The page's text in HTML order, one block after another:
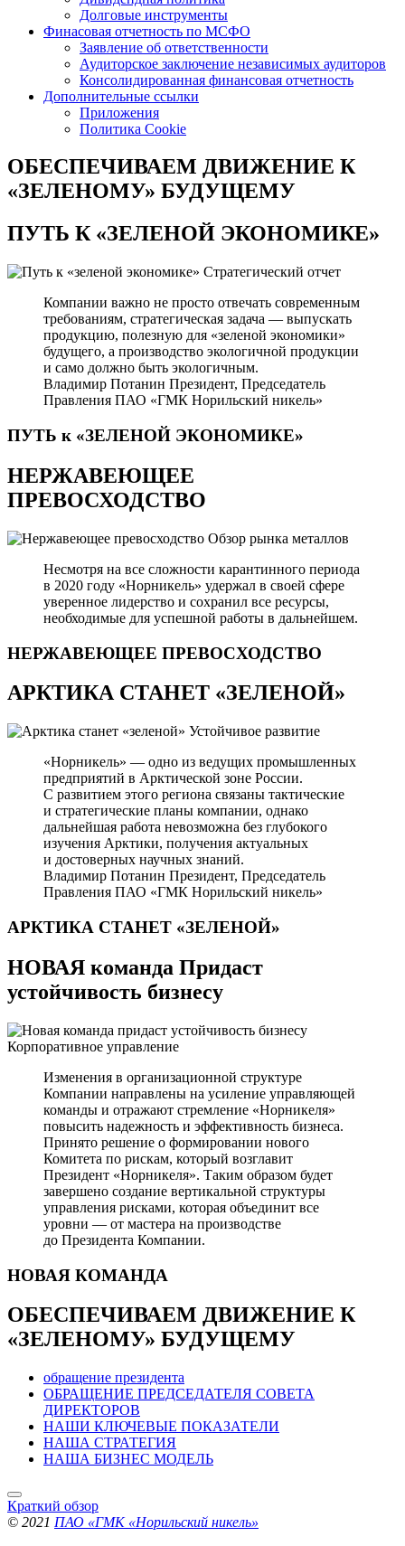
Долговые инструменты
Финасовая отчетность по МСФО
Заявление об ответственности
Аудиторское заключение независимых аудиторов
Консолидированная финансовая отчетность
Дополнительные ссылки
Приложения
Политика Cookie
ОБЕСПЕЧИВАЕМ ДВИЖЕНИЕ К
«ЗЕЛЕНОМУ» БУДУЩЕМУ
ПУТЬ К«ЗЕЛЕНОЙ ЭКОНОМИКЕ»
Стратегический отчет
Компании важно не просто отвечать современным
требованиям, стратегическая задача — выпускать
продукцию, полезную для «зеленой экономики»
будущего, а производство экологичной продукции
и само должно быть экологичным.
Владимир Потанин Президент, Председатель
Правления ПАО «ГМК Норильский никель»
ПУТЬ к «ЗЕЛЕНОЙ ЭКОНОМИКЕ»
НЕРЖАВЕЮЩЕЕ
ПРЕВОСХОДСТВО
Обзор рынка металлов
Несмотря на все сложности карантинного периода
в 2020 году «Норникель» удержал в своей сфере
уверенное лидерство и сохранил все ресурсы,
необходимые для успешной работы в дальнейшем.
НЕРЖАВЕЮЩЕЕ ПРЕВОСХОДСТВО
АРКТИКА СТАНЕТ «ЗЕЛЕНОЙ»
Устойчивое развитие
«Норникель» — одно из ведущих промышленных
предприятий в Арктической зоне России.
С развитием этого региона связаны тактические
и стратегические планы компании, однако
дальнейшая работа невозможна без глубокого
изучения Арктики, получения актуальных
и достоверных научных знаний.
Владимир Потанин Президент, Председатель
Правления ПАО «ГМК Норильский никель»
АРКТИКА СТАНЕТ «ЗЕЛЕНОЙ»
НОВАЯ команда Придаст
устойчивость бизнесу
Корпоративное управление
Изменения в организационной структуре
Компании направлены на усиление управляющей
команды и отражают стремление «Норникеля»
повысить надежность и эффективность бизнеса.
Принято решение о формировании нового
Комитета по рискам, который возглавит
Президент «Норникеля». Таким образом будет
завершено создание вертикальной структуры
управления рисками, которая объединит все
уровни — от мастера на производстве
до Президента Компании.
НОВАЯ КОМАНДА
ОБЕСПЕЧИВАЕМ ДВИЖЕНИЕ К
«ЗЕЛЕНОМУ» БУДУЩЕМУ
обращение президента
ОБРАЩЕНИЕ ПРЕДСЕДАТЕЛЯ СОВЕТА
ДИРЕКТОРОВ
НАШИ КЛЮЧЕВЫЕ ПОКАЗАТЕЛИ
НАША СТРАТЕГИЯ
НАША БИЗНЕС МОДЕЛЬ
Краткий обзор
© 2021 ПАО «ГМК «Норильский никель»